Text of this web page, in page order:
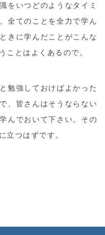
をいつどのようなタイミ
全てのことを全力で学ん
きに学んだことがこんな
ことはよくあるので。
勉強しておけばよかった
、皆さんはそうならない
んでおいて下さい。その
立つはずです。